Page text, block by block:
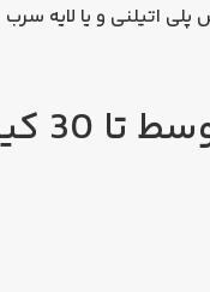
اتیلنی و یا لایه سرب